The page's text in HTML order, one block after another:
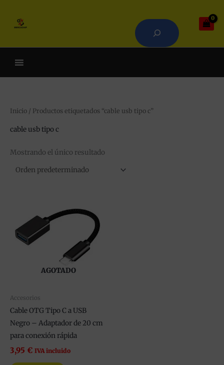
contenido
Inicio / Productos etiquetados “cable usb tipo c”
cable usb tipo c
Mostrando el único resultado
AGOTADO
Accesorios
Cable OTG Tipo C a USB
Negro – Adaptador de 20 cm
para conexión rápida
3,95 € IVA incluido